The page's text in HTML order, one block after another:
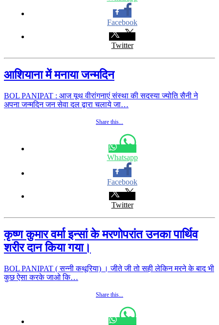
Facebook
Twitter
आशियाना में मनाया जन्मदिन
BOL PANIPAT : आज यूथ वीरांगनाएं संस्था की सदस्या ज्योति सैनी ने
अपना जन्मदिन जन सेवा दल द्वारा चलाये जा…
Share this...
Whatsapp
Facebook
Twitter
कृष्ण कुमार वर्मा इन्सां के मरणोपरांत उनका पार्थिव
शरीर दान किया गया।
BOL PANIPAT ( सन्नी कथूरिया) । जीते जी तो सही लेकिन मरने के बाद भी
कुछ ऐसा करके जाओ कि…
Share this...